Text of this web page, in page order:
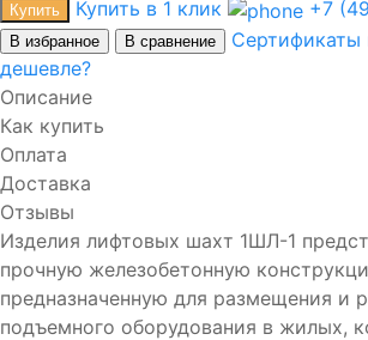
Купить Купить в 1 клик +7
В избранное В сравнение Сертификаты
дешевле?
Описание
Как купить
Оплата
Доставка
Отзывы
Изделия лифтовых шахт 1ШЛ-1
прочную железобетонную
предназначенную для размещения и
подъемного оборудования в жилых,